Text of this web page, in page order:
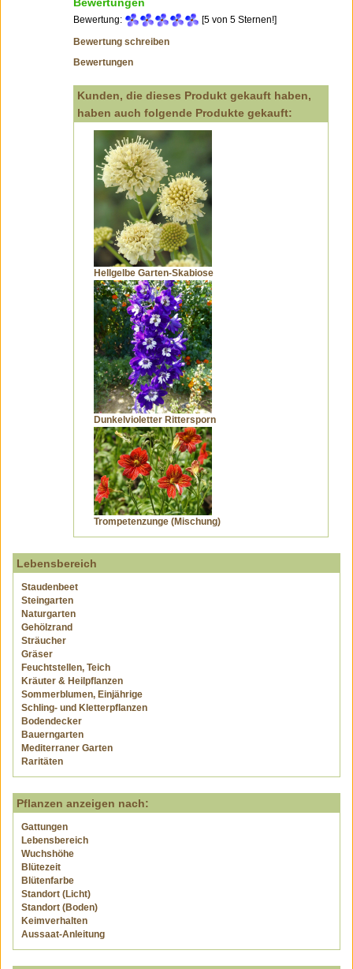
Bewertung: [5 von 5 Sternen!]
Bewertung schreiben
Bewertungen
Kunden, die dieses Produkt gekauft haben,
haben auch folgende Produkte gekauft:
Hellgelbe Garten-Skabiose
Dunkelvioletter Rittersporn
Trompetenzunge (Mischung)
Lebensbereich
Staudenbeet
Steingarten
Naturgarten
Gehölzrand
Sträucher
Gräser
Feuchtstellen, Teich
Kräuter & Heilpflanzen
Sommerblumen, Einjährige
Schling- und Kletterpflanzen
Bodendecker
Bauerngarten
Mediterraner Garten
Raritäten
Pflanzen anzeigen nach:
Gattungen
Lebensbereich
Wuchshöhe
Blütezeit
Blütenfarbe
Standort (Licht)
Standort (Boden)
Keimverhalten
Aussaat-Anleitung